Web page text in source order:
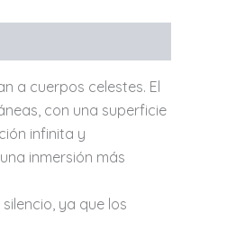
a cuerpos celestes. El
con una superficie
infinita y
inmersión más
ya que los